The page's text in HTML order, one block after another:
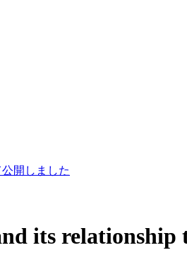
開しました
its